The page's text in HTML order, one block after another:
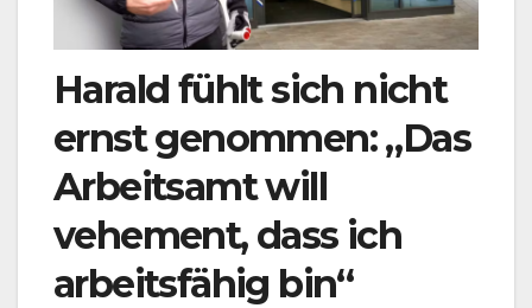
Harald fühlt sich nicht
ernst genommen: „Das
Arbeitsamt will
vehement, dass ich
arbeitsfähig bin“